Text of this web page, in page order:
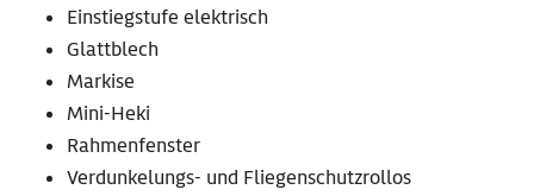
Einstiegstufe elektrisch
Glattblech
Markise
Mini-Heki
Rahmenfenster
Verdunkelungs- und Fliegenschutzrollos